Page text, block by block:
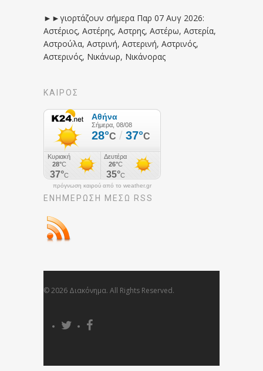
►►γιορτάζουν σήμερα Παρ 07 Αυγ 2026:
Αστέριος, Αστέρης, Αστρης, Αστέρω, Αστερία,
Αστρούλα, Αστρινή, Αστερινή, Αστρινός,
Αστερινός, Νικάνωρ, Νικάνορας
ΚΑΙΡΟΣ
πρόγνωση καιρού από το weather.gr
ΕΝΗΜΈΡΩΣΉ ΜΕΣΩ RSS
© 2026 Διακόνημα. All Rights Reserved.